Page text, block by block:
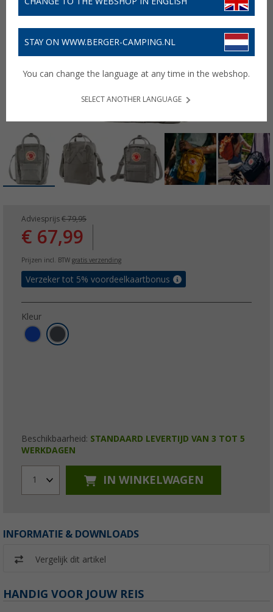
Adviesprijs € 79,95
€ 67,99
Prijzen incl. BTW gratis verzending
Verzeker tot 5% voordeelkaartbonus
Kleur
Beschikbaarheid: STANDAARD LEVERTIJD VAN 3 TOT 5
WERKDAGEN
1 IN WINKELWAGEN
INFORMATIE & DOWNLOADS
Vergelijk dit artikel
HANDIG VOOR JOUW REIS
STAY ON WWW.BERGER-CAMPING.NL
You can change the language at any time in the webshop.
SELECT ANOTHER LANGUAGE